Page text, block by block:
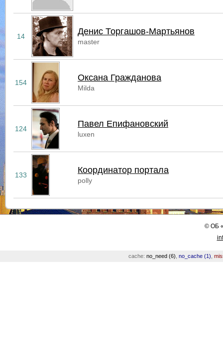
14 Денис Торгашов-Мартьянов
master
154 Оксана Гражданова
Milda
124 Павел Епифановский
luxen
133 Координатор портала
polly
©ОБ
cache: no_need (6) no_cache (1)